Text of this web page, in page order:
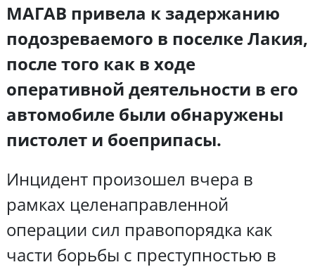
МАГАВ привела к задержанию
подозреваемого в поселке Лакия,
после того как в ходе
оперативной деятельности в его
автомобиле были обнаружены
пистолет и боеприпасы.
Инцидент произошел вчера в
рамках целенаправленной
операции сил правопорядка как
части борьбы с преступностью в